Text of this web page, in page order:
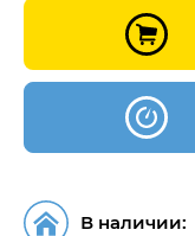
В наличии: